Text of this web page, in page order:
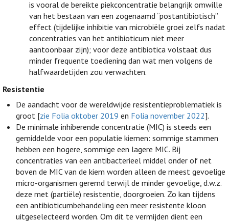
is vooral de bereikte piekconcentratie belangrijk omwille
van het bestaan van een zogenaamd “postantibiotisch”
effect (tijdelijke inhibitie van microbiële groei zelfs nadat
concentraties van het antibioticum niet meer
aantoonbaar zijn); voor deze antibiotica volstaat dus
minder frequente toediening dan wat men volgens de
halfwaardetijden zou verwachten.
Resistentie
De aandacht voor de wereldwijde resistentieproblematiek is
groot [zie Folia oktober 2019 en Folia november 2022].
De minimale inhiberende concentratie (MIC) is steeds een
gemiddelde voor een populatie kiemen: sommige stammen
hebben een hogere, sommige een lagere MIC. Bij
concentraties van een antibacterieel middel onder of net
boven de MIC van de kiem worden alleen de meest gevoelige
micro-organismen geremd terwijl de minder gevoelige, d.w.z.
deze met (partiële) resistentie, doorgroeien. Zo kan tijdens
een antibioticumbehandeling een meer resistente kloon
uitgeselecteerd worden. Om dit te vermijden dient een